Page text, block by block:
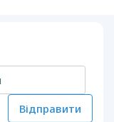
Відправити